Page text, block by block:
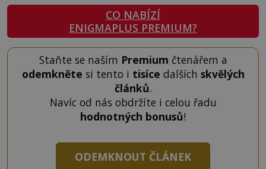
CO NABÍZÍ
ENIGMAPLUS PREMIUM?
Staňte se naším Premium čtenářem a
odemkněte si tento i tisíce dalších skvělých
článků.
Navíc od nás obdržíte i celou řadu
hodnotných bonusů!
ODEMKNOUT ČLÁNEK